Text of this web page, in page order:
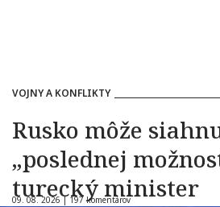
VOJNY A KONFLIKTY
Rusko môže
„poslednej
turecký minister
09. 08. 2026 | 197 komentárov